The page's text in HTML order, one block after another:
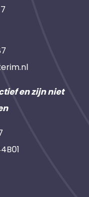
en zijn niet